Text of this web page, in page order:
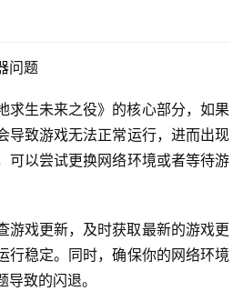
问题
求生未来之役》的核心部分，如果
导致游戏无法正常运行，进而出现
可以尝试更换网络环境或者等待游
游戏更新，及时获取最新的游戏更
行稳定。同时，确保你的网络环境
致的闪退。